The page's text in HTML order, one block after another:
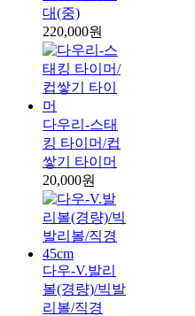
대(중)
220,000원
다우리-스태
킹 타이머/컵
쌓기 타이머
20,000원
다우-V.발리
볼(경량)/빅발
리볼/직경